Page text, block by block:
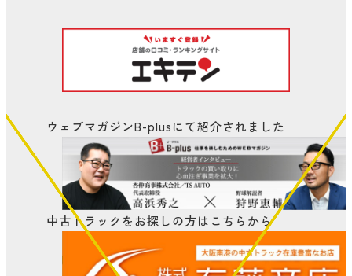
ウェブマガジンB-plusにて紹介されました
中古トラックをお探しの方はこちらから